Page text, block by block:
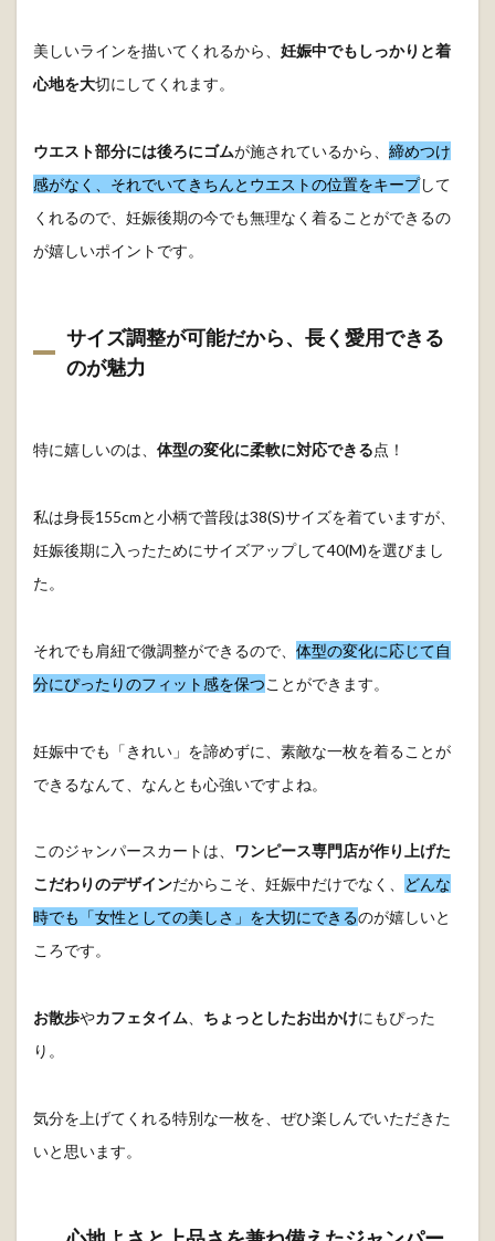
美しいラインを描いてくれるから、 妊娠中でもしっかりと着
心地を大切にしてくれます。
ウエスト部分には後ろにゴムが施されているから、 締めつけ
感がなく、それでいてきちんとウエストの位置をキープして
くれるので、妊娠後期の今でも無理なく着ることができるの
が嬉しいポイントです。
サイズ調整が可能だから、長く愛用できる
のが魅力
特に嬉しいのは、 体型の変化に柔軟に対応できる点！
私は身長155cmと小柄で普段は38(S)サイズを着ていますが、
妊娠後期に入ったためにサイズアップして40(M)を選びまし
た。
それでも肩紐で微調整ができるので、 体型の変化に応じて自
分にぴったりのフィット感を保つことができます。
妊娠中でも「きれい」を諦めずに、素敵な一枚を着ることが
できるなんて、なんとも心強いですよね。
このジャンパースカートは、 ワンピース専門店が作り上げた
こだわりのデザインだからこそ、妊娠中だけでなく、
どんな
時でも「女性としての美しさ」を大切にできるのが嬉しいと
ころです。
お散歩やカフェタイム ちょっとしたお出かけにもぴった
り。
気分を上げてくれる特別な一枚を、ぜひ楽しんでいただきた
いと思います。